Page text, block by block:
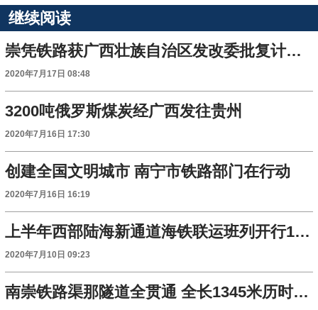
继续阅读
崇凭铁路获广西壮族自治区发改委批复计划年底开工 南宁至凭祥将有直达高铁
2020年7月17日 08:48
3200吨俄罗斯煤炭经广西发往贵州
2020年7月16日 17:30
创建全国文明城市 南宁市铁路部门在行动
2020年7月16日 16:19
上半年西部陆海新通道海铁联运班列开行1691列
2020年7月10日 09:23
南崇铁路渠那隧道全贯通 全长1345米历时500天